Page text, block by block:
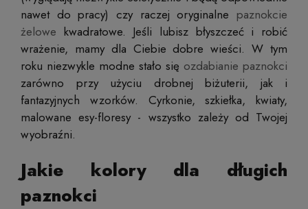
nawet do pracy) czy raczej oryginalne paznokcie
żelowe kwadratowe. Jeśli lubisz błyszczeć i robić
wrażenie, mamy dla Ciebie dobre wieści. W tym
roku niezwykle modne stało się ozdabianie paznokci
zarówno przy użyciu drobnej biżuterii, jak i
fantazyjnych wzorków. Cyrkonie, szkiełka, kwiaty,
malowane esy-floresy - wszystko zależy od Twojej
wyobraźni.
Jakie kolory dla długich
paznokci